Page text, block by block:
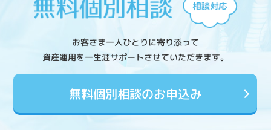
お客さま一人ひとりに寄り添って
資産運用を一生涯サポートさせていただきます。
無料個別相談のお申込み